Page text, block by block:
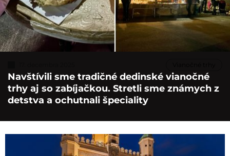
Navštívili sme tradičné dedinské vianočné
trhy aj so zabíjačkou. Stretli sme známych z
detstva a ochutnali špeciality